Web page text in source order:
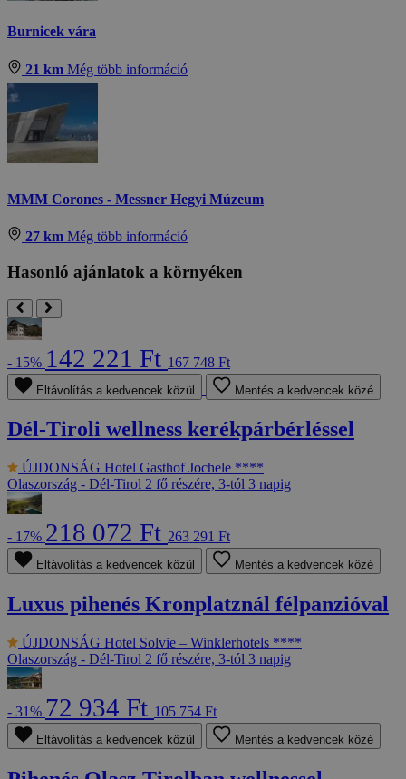
Burnicek vára
21 km Még több információ
MMM Corones - Messner Hegyi Múzeum
27 km Még több információ
Hasonló ajánlatok a környéken
- 15% 142 221 Ft 167 748 Ft
Eltávolítás a kedvencek közül Mentés a kedvencek közé
Dél-Tiroli wellness kerékpárbérléssel
ÚJDONSÁG Hotel Gasthof Jochele ****
Olaszország - Dél-Tirol 2 fő részére, 3-tól 3 napig
- 17% 218 072 Ft 263 291 Ft
Eltávolítás a kedvencek közül Mentés a kedvencek közé
Luxus pihenés Kronplatznál félpanzióval
ÚJDONSÁG Hotel Solvie – Winklerhotels ****
Olaszország - Dél-Tirol 2 fő részére, 3-tól 3 napig
- 31% 72 934 Ft 105 754 Ft
Eltávolítás a kedvencek közül Mentés a kedvencek közé